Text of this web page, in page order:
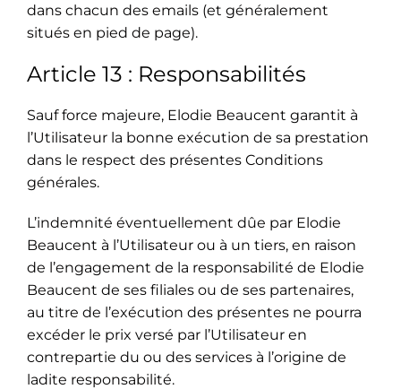
dans chacun des emails (et généralement
situés en pied de page).
Article 13 : Responsabilités
Sauf force majeure, Elodie Beaucent garantit à
l’Utilisateur la bonne exécution de sa prestation
dans le respect des présentes Conditions
générales.
L’indemnité éventuellement dûe par Elodie
Beaucent à l’Utilisateur ou à un tiers, en raison
de l’engagement de la responsabilité de Elodie
Beaucent de ses filiales ou de ses partenaires,
au titre de l’exécution des présentes ne pourra
excéder le prix versé par l’Utilisateur en
contrepartie du ou des services à l’origine de
ladite responsabilité.